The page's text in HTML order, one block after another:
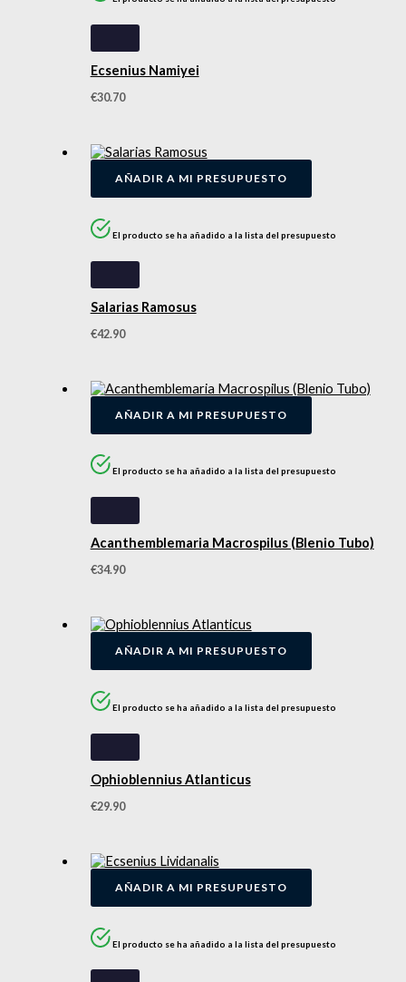
Ecsenius Namiyei
€30.70
AÑADIR A MI PRESUPUESTO
El producto se ha añadido a la lista del presupuesto
Salarias Ramosus
€42.90
AÑADIR A MI PRESUPUESTO
El producto se ha añadido a la lista del presupuesto
Acanthemblemaria Macrospilus (Blenio Tubo)
€34.90
AÑADIR A MI PRESUPUESTO
El producto se ha añadido a la lista del presupuesto
Ophioblennius Atlanticus
€29.90
AÑADIR A MI PRESUPUESTO
El producto se ha añadido a la lista del presupuesto